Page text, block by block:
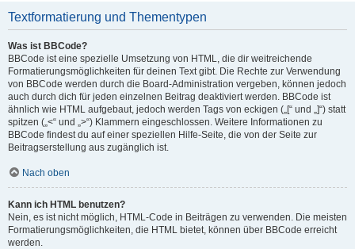
Textformatierung und Thementypen
Was ist BBCode?
BBCode ist eine spezielle Umsetzung von HTML, die dir weitreichende
Formatierungsmöglichkeiten für deinen Text gibt. Die Rechte zur Verwendung
von BBCode werden durch die Board-Administration vergeben, können jedoch
auch durch dich für jeden einzelnen Beitrag deaktiviert werden. BBCode ist
ähnlich wie HTML aufgebaut, jedoch werden Tags von eckigen („[“ und „]“) statt
spitzen („<“ und „>“) Klammern eingeschlossen. Weitere Informationen zu
BBCode findest du auf einer speziellen Hilfe-Seite, die von der Seite zur
Beitragserstellung aus zugänglich ist.
Nach oben
Kann ich HTML benutzen?
Nein, es ist nicht möglich, HTML-Code in Beiträgen zu verwenden. Die meisten
Formatierungsmöglichkeiten, die HTML bietet, können über BBCode erreicht
werden.